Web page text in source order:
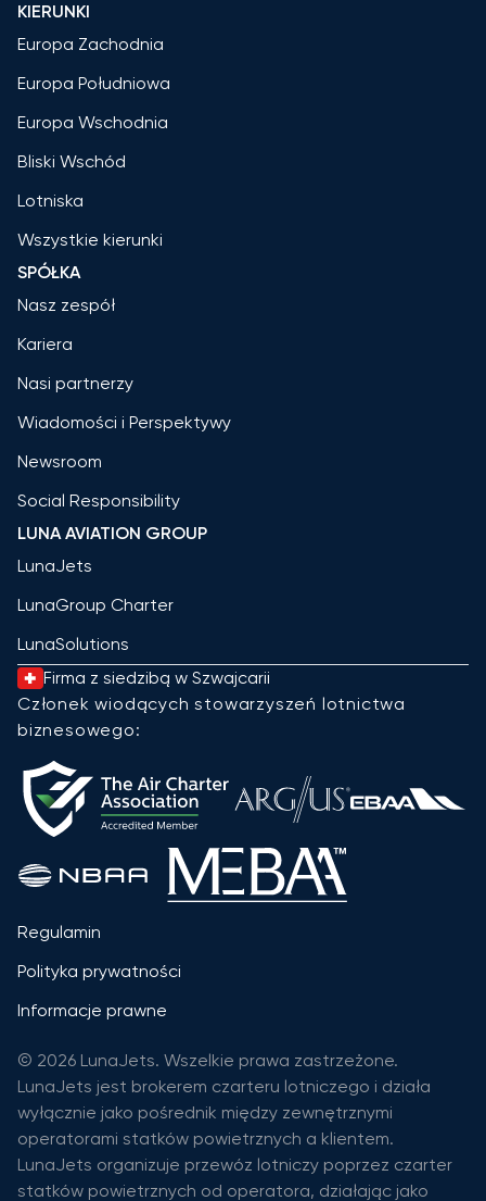
KIERUNKI
Europa Zachodnia
Europa Południowa
Europa Wschodnia
Bliski Wschód
Lotniska
Wszystkie kierunki
SPÓŁKA
Nasz zespół
Kariera
Nasi partnerzy
Wiadomości i Perspektywy
Newsroom
Social Responsibility
LUNA AVIATION GROUP
LunaJets
LunaGroup Charter
LunaSolutions
Firma z siedzibą w Szwajcarii
Członek wiodących stowarzyszeń lotnictwa
biznesowego:
Regulamin
Polityka prywatności
Informacje prawne
© 2026 LunaJets. Wszelkie prawa zastrzeżone.
LunaJets jest brokerem czarteru lotniczego i działa
wyłącznie jako pośrednik między zewnętrznymi
operatorami statków powietrznych a klientem.
LunaJets organizuje przewóz lotniczy poprzez czarter
statków powietrznych od operatora, działając jako